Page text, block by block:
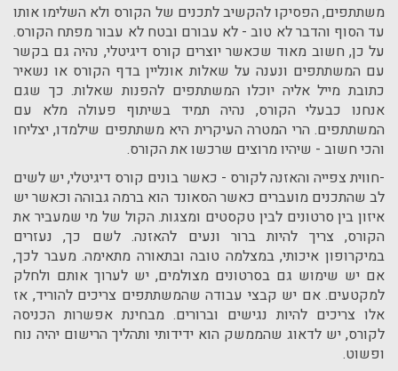
משתתפים, הפסיקו להקשיב לתכנים של הקורס ולא השלימו אותו
עד הסוף והדבר לא טוב - לא עבורם ובטח לא עבור מפתח הקורס.
על כן, חשוב מאוד שכאשר יוצרים קורס דיגיטלי, נהיה גם בקשר
עם המשתתפים ונענה על שאלות אונליין בדף הקורס או נשאיר
כתובת מייל אליה יוכלו המשתתפים להפנות שאלות. כך שגם
אנחנו כבעלי הקורס, נהיה תמיד בשיתוף פעולה מלא עם
המשתתפים. הרי המטרה העיקרית היא משתתפים שילמדו, יצליחו
והכי חשוב - שיהיו מרוצים שרכשו את הקורס.
-חווית צפייה והאזנה לקורס - כאשר בונים קורס דיגיטלי, יש לשים
לב שהתכנים מועברים כאשר הסאונד הוא ברמה גבוהה וכאשר יש
איזון בין סרטונים לבין טקסטים ומצגות. הקול של מי שמעביר את
הקורס, צריך להיות ברור ונעים להאזנה. לשם כך, נעזרים
במיקרופון איכותי, במצלמה טובה ובתאורה מתאימה. מעבר לכך,
אם יש שימוש גם בסרטונים מצולמים, יש לערוך אותם ולחלק
למקטעים. אם יש קבצי עבודה שהמשתתפים צריכים להוריד, אז
אלו צריכים להיות נגישים וברורים. מבחינת אפשרות הכניסה
לקורס, יש לדאוג שהממשק הוא ידידותי ותהליך הרישום יהיה נוח
ופשוט.